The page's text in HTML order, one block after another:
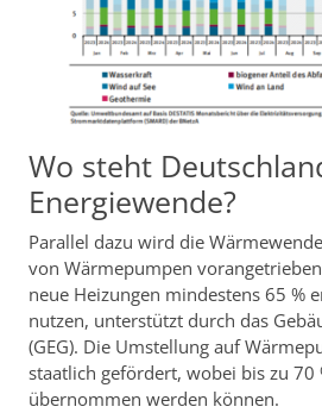
Wo steht
Energiewende?
Parallel dazu wird die
von Wärmepumpen
neue Heizungen mindestens 65 %
nutzen, unterstützt durch das
(GEG). Die Umstellung auf
staatlich gefördert, wobei bis zu 70
übernommen werden können.